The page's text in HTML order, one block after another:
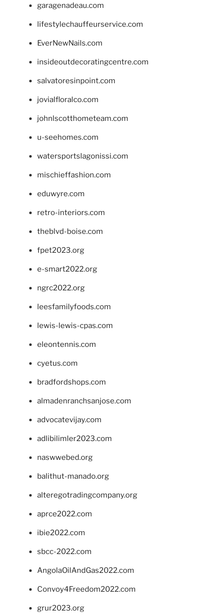
garagenadeau.com
lifestylechauffeurservice.com
EverNewNails.com
insideoutdecoratingcentre.com
salvatoresinpoint.com
jovialfloralco.com
johnlscotthometeam.com
u-seehomes.com
watersportslagonissi.com
mischieffashion.com
eduwyre.com
retro-interiors.com
theblvd-boise.com
fpet2023.org
e-smart2022.org
ngrc2022.org
leesfamilyfoods.com
lewis-lewis-cpas.com
eleontennis.com
cyetus.com
bradfordshops.com
almadenranchsanjose.com
advocatevijay.com
adlibilimler2023.com
naswwebed.org
balithut-manado.org
alteregotradingcompany.org
aprce2022.com
ibie2022.com
sbcc-2022.com
AngolaOilAndGas2022.com
Convoy4Freedom2022.com
grur2023.org